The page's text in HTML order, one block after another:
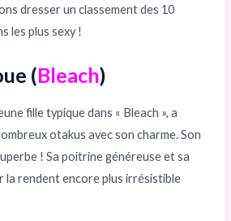
dresser un classement des 10
les plus sexy !
(Bleach)
fille typique dans « Bleach », a
otakus avec son charme. Son
! Sa poitrine généreuse et sa
la rendent encore plus irrésistible